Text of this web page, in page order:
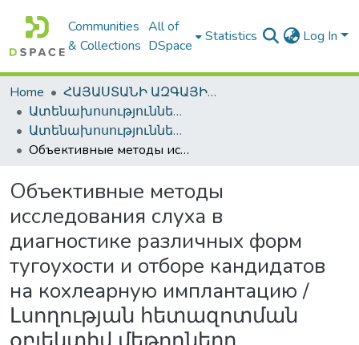
Communities
& Collections
All of
DSpace
Statistics Log In
Home
ՀԱՅԱՍՏԱՆԻ ԱԶԳԱՅԻՆ ԳՐԱԴԱՐԱՆԻ ԹՎԱՅԻՆ ՊԱՀՈՑ / DIGITAL REPOSITORY OF NLA
Ատենախոսություններ և սեղմագրեր / Theses & Abstracts
Ատենախոսություններ և սեղմագրեր / Theses & Abstracts
Объективные методы исследования слуха в диагностике различных форм тугоухости и отборе кандидатов на кохлеарную имплантацию / Լսողության հետազոտման օբյեկտիվ մեթոդները ծանրալսության տարբեր ձևերի ախտորոշման և կոխլեար իմպլանտացիայի թեկնածուների ընտրության համար
Объективные методы
исследования слуха в
диагностике различных форм
тугоухости и отборе кандидатов
на кохлеарную имплантацию /
Լսողության հետազոտման